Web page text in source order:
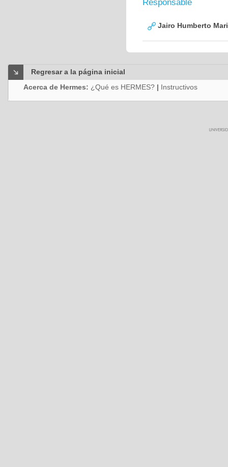
Responsable
Jairo Humberto
Regresar a la página inicial
Acerca de Hermes: ¿Qué es HERMES? | Instructivos